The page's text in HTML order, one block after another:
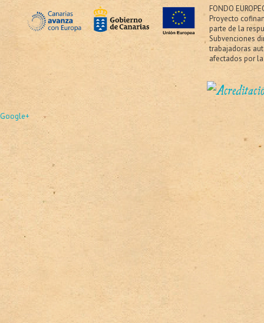
FONDO
Proyecto
parte de la
Subvenciones
trabajadoras
afectados por
Google+